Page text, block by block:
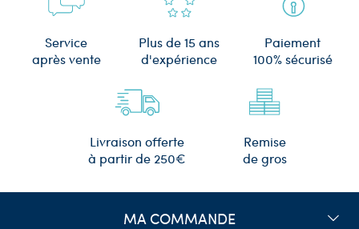
Service
après vente
Plus de 15 ans
d'expérience
Paiement
100% sécurisé
Livraison offerte
à partir de 250€
Remise
de gros
MA COMMANDE